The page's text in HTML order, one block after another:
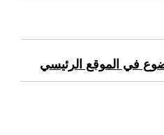
في الموقع الرئيسي